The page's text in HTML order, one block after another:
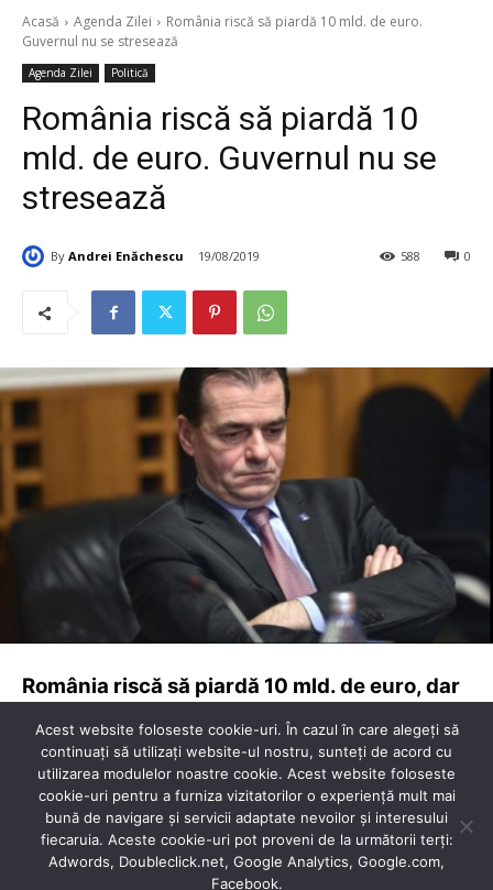
Acest website foloseste cookie-uri. În cazul în care alegeți să
continuați să utilizați website-ul nostru, sunteți de acord cu
utilizarea modulelor noastre cookie. Acest website foloseste
cookie-uri pentru a furniza vizitatorilor o experiență mult mai
bună de navigare și servicii adaptate nevoilor și interesului
fiecaruia. Aceste cookie-uri pot proveni de la următorii terți:
Adwords, Doubleclick.net, Google Analytics, Google.com,
Facebook.